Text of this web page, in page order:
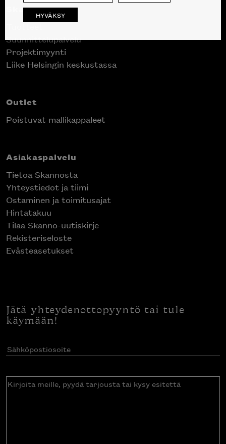
Skanno
Suunnittelupalvelu
Projektimyynti
Liike Helsingin keskustassa
Outlet
Poistuvat mallikappaleet
Asiakaspalvelu
Tietoa Skannosta
Yhteystiedot ja tiimi
Ostaminen ja toimitusajat
Hintatakuu
Tilaa Skanno-uutiskirje
Rekisteriseloste
Evästeasetukset
Jätä yhteydenottopyyntö tai tule
käymään!
Sähköpostiosoite(Pakollinen)
Kirjoita
HYVÄKSY